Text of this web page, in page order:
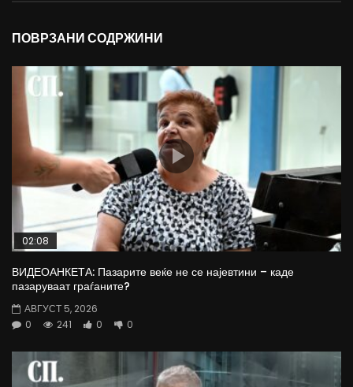
ПОВРЗАНИ СОДРЖИНИ
02:08
ВИДЕОАНКЕТА: Пазарите веќе не се најевтини – каде
пазаруваат граѓаните?
АВГУСТ 5, 2026
0
241 0 0